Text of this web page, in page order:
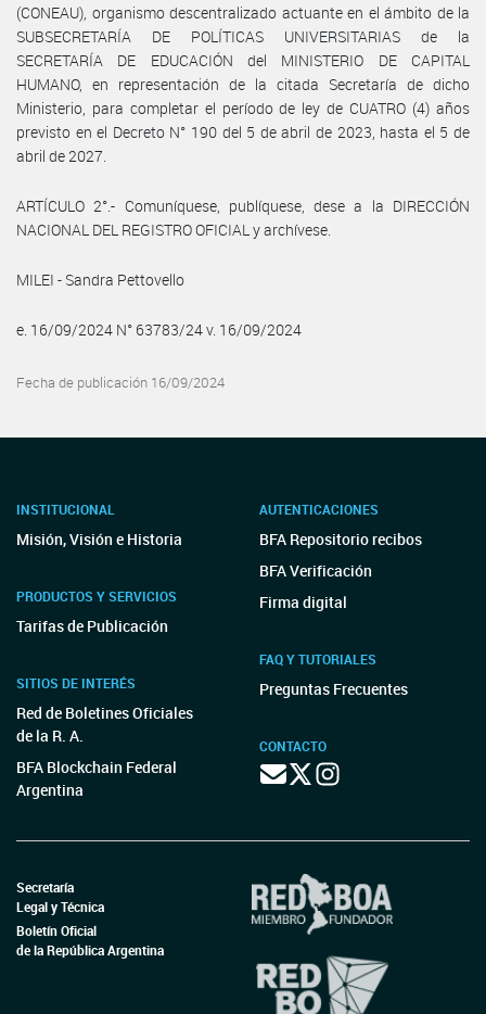
(CONEAU), organismo descentralizado actuante en el ámbito de la
SUBSECRETARÍA DE POLÍTICAS UNIVERSITARIAS de la
SECRETARÍA DE EDUCACIÓN del MINISTERIO DE CAPITAL
HUMANO, en representación de la citada Secretaría de dicho
Ministerio, para completar el período de ley de CUATRO (4) años
previsto en el Decreto N° 190 del 5 de abril de 2023, hasta el 5 de
abril de 2027.
ARTÍCULO 2°.- Comuníquese, publíquese, dese a la DIRECCIÓN
NACIONAL DEL REGISTRO OFICIAL y archívese.
MILEI - Sandra Pettovello
e. 16/09/2024 N° 63783/24 v. 16/09/2024
Fecha de publicación 16/09/2024
INSTITUCIONAL
Misión, Visión e Historia
PRODUCTOS Y SERVICIOS
Tarifas de Publicación
SITIOS DE INTERÉS
Red de Boletines Oficiales
de la R. A.
BFA Blockchain Federal
Argentina
AUTENTICACIONES
BFA Repositorio recibos
BFA Verificación
Firma digital
FAQ Y TUTORIALES
Preguntas Frecuentes
CONTACTO
Secretaría
Legal y Técnica
Boletín Oficial
de la República Argentina